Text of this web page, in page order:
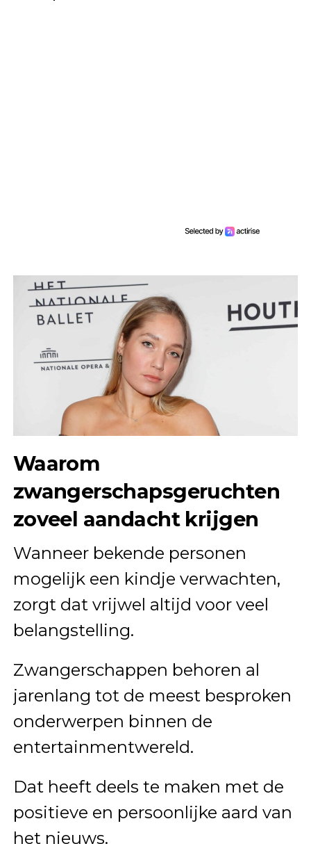
Waarom
zwangerschapsgeruchten
zoveel aandacht krijgen
Wanneer bekende personen
mogelijk een kindje verwachten,
zorgt dat vrijwel altijd voor veel
belangstelling.
Zwangerschappen behoren al
jarenlang tot de meest besproken
onderwerpen binnen de
entertainmentwereld.
Dat heeft deels te maken met de
positieve en persoonlijke aard van
het nieuws.